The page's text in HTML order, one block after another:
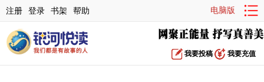
注册 登录 书架 帮助 电脑版
我要投稿 我要充值